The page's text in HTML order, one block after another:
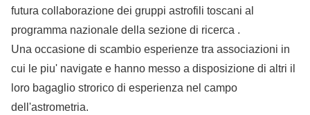
futura collaborazione dei gruppi astrofili toscani al
programma nazionale della sezione di ricerca .
Una occasione di scambio esperienze tra associazioni in
cui le piu' navigate e hanno messo a disposizione di altri il
loro bagaglio strorico di esperienza nel campo
dell'astrometria.